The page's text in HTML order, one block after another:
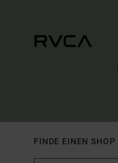
FINDE EINEN SHOP